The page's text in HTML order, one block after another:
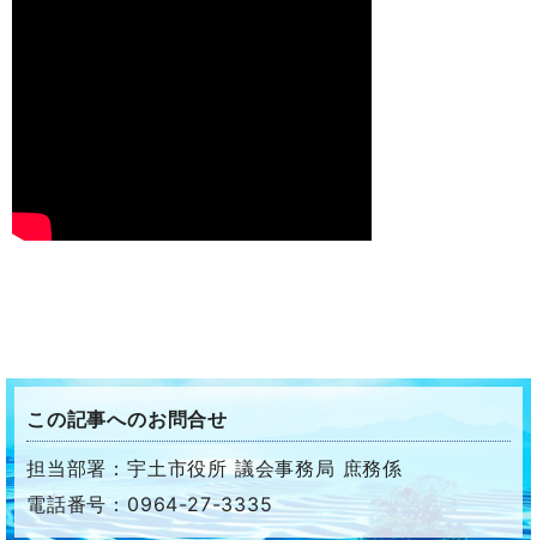
この記事へのお問合せ
担当部署：宇土市役所 議会事務局 庶務係
電話番号：0964-27-3335